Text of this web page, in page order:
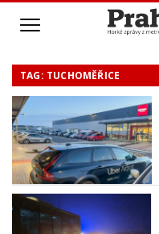
TAG: TUCHOMĚŘICE